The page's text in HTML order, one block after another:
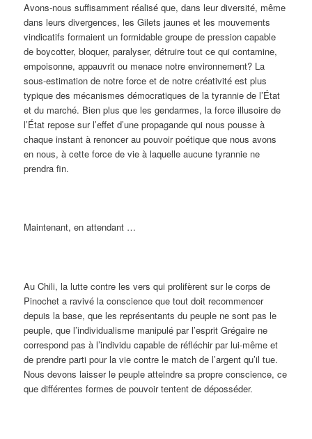
Avons-nous suffisamment réalisé que, dans leur diversité, même
dans leurs divergences, les Gilets jaunes et les mouvements
vindicatifs formaient un formidable groupe de pression capable
de boycotter, bloquer, paralyser, détruire tout ce qui contamine,
empoisonne, appauvrit ou menace notre environnement? La
sous-estimation de notre force et de notre créativité est plus
typique des mécanismes démocratiques de la tyrannie de l’État
et du marché. Bien plus que les gendarmes, la force illusoire de
l’État repose sur l’effet d’une propagande qui nous pousse à
chaque instant à renoncer au pouvoir poétique que nous avons
en nous, à cette force de vie à laquelle aucune tyrannie ne
prendra fin.
Maintenant, en attendant …
Au Chili, la lutte contre les vers qui prolifèrent sur le corps de
Pinochet a ravivé la conscience que tout doit recommencer
depuis la base, que les représentants du peuple ne sont pas le
peuple, que l’individualisme manipulé par l’esprit Grégaire ne
correspond pas à l’individu capable de réfléchir par lui-même et
de prendre parti pour la vie contre le match de l’argent qu’il tue.
Nous devons laisser le peuple atteindre sa propre conscience, ce
que différentes formes de pouvoir tentent de déposséder.